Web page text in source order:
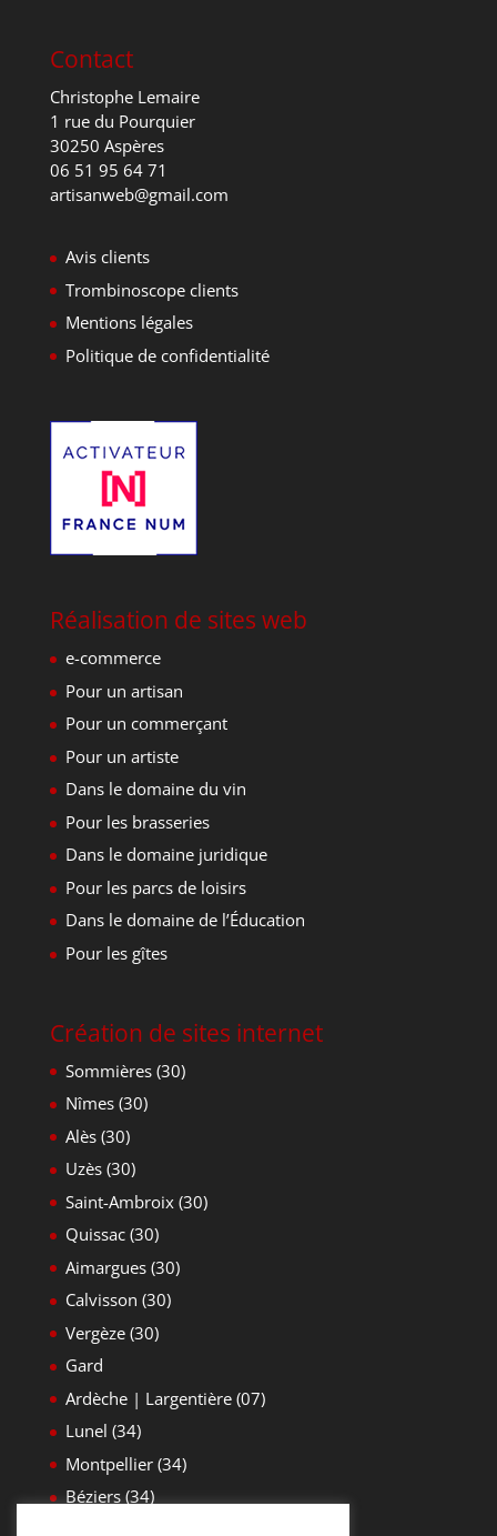
Contact
Christophe Lemaire
1 rue du Pourquier
30250 Aspères
06 51 95 64 71
artisanweb@gmail.com
Avis clients
Trombinoscope clients
Mentions légales
Politique de confidentialité
Réalisation de sites web
e-commerce
Pour un artisan
Pour un commerçant
Pour un artiste
Dans le domaine du vin
Pour les brasseries
Dans le domaine juridique
Pour les parcs de loisirs
Dans le domaine de l’Éducation
Pour les gîtes
Création de sites internet
Sommières (30)
Nîmes (30)
Alès (30)
Uzès (30)
Saint-Ambroix (30)
Quissac (30)
Aimargues (30)
Calvisson (30)
Vergèze (30)
Gard
Ardèche | Largentière (07)
Lunel (34)
Montpellier (34)
Béziers (34)